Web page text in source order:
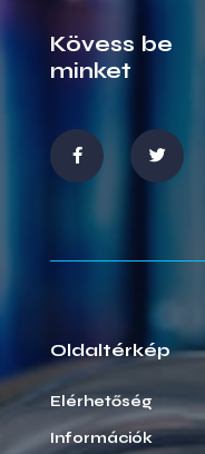
Kövess be
minket
Oldaltérkép
Elérhetőség
Információk